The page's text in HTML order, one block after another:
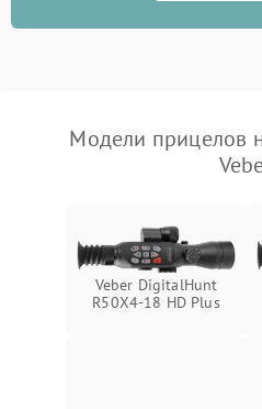
Повреждение системы
перенапряжения
Неисправность системы
защиты от перегрева
Модели прицелов
Veber DigitalHunt
R50X4-18 HD Plus